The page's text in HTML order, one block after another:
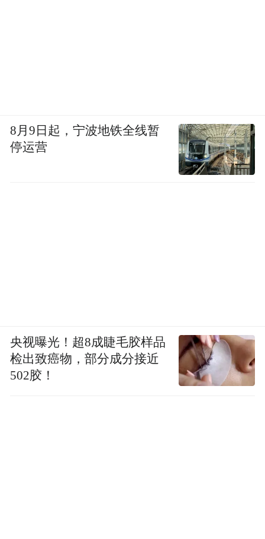
8月9日起，宁波地铁全线暂
停运营
央视曝光！超8成睫毛胶样品
检出致癌物，部分成分接近
502胶！